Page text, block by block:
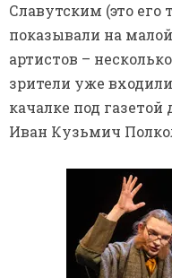
Славутским (это
показывали на
артистов –
зрители уже
качалке под
Иван Кузьмич